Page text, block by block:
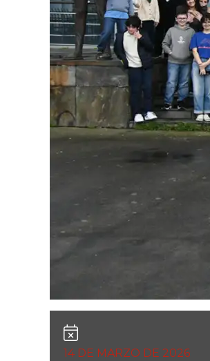
14 DE MARZO DE 2026